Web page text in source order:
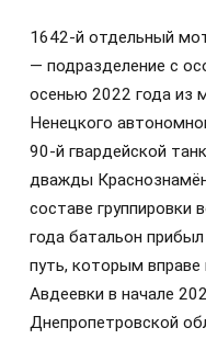
1642-й отдельный
— подразделение с
осенью 2022 года из
Ненецкого
90-й гвардейской
дважды
составе группировки
года батальон
путь, которым
Авдеевки в начале
Днепропетровской